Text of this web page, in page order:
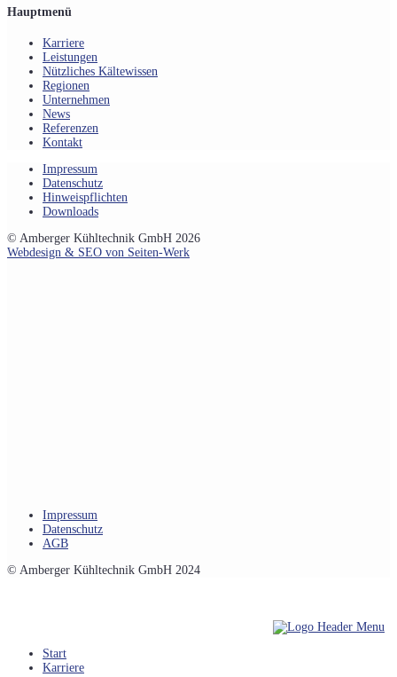
Hauptmenü
Karriere
Leistungen
Nützliches Kältewissen
Regionen
Unternehmen
News
Referenzen
Kontakt
Impressum
Datenschutz
Hinweispflichten
Downloads
© Amberger Kühltechnik GmbH 2026
Webdesign & SEO von Seiten-Werk
Impressum
Datenschutz
AGB
© Amberger Kühltechnik GmbH 2024
Start
Karriere